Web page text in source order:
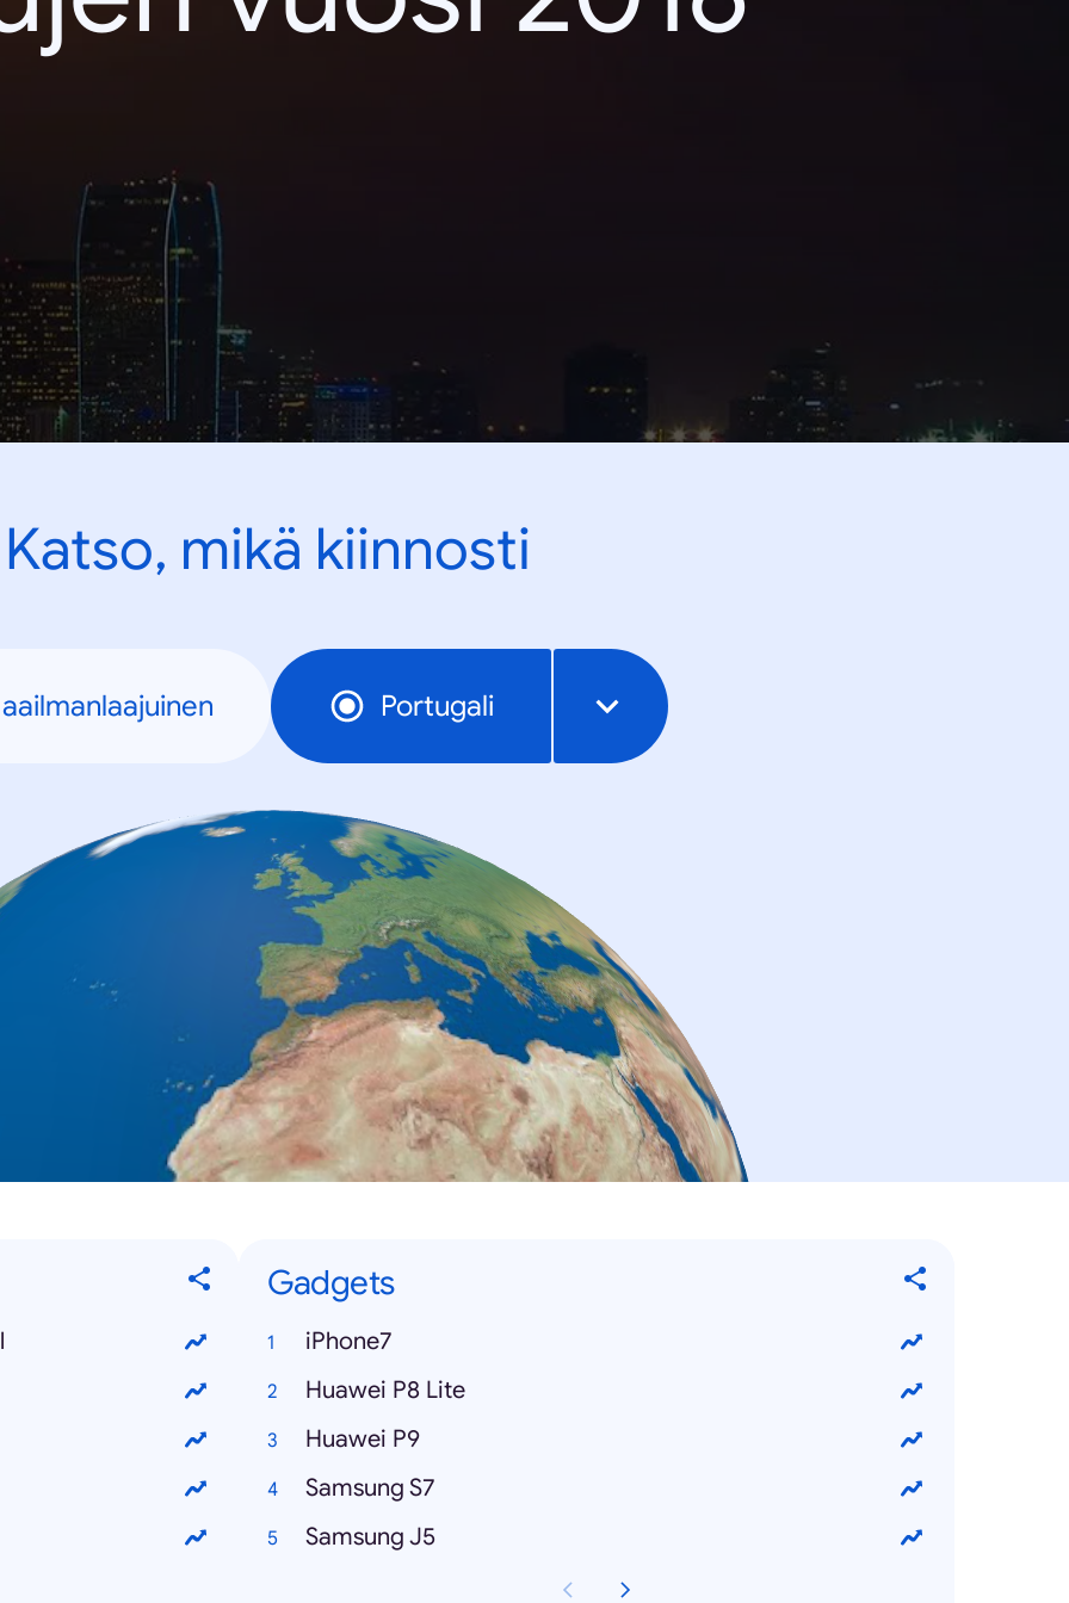
Katso, mikä kiinnosti
Portugali
Gadgets
iPhone7
Huawei P8 Lite
Huawei P9
Samsung S7
Samsung J5